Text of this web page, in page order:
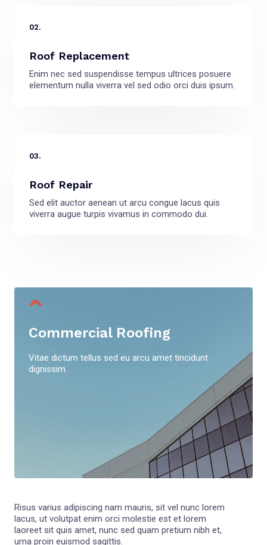
02.
Roof Replacement
Enim nec sed suspendisse tempus ultrices posuere
elementum nulla viverra vel sed odio orci duis ipsum.
03.
Roof Repair
Sed elit auctor aenean ut arcu congue lacus quis
viverra augue turpis vivamus in commodo dui.
Commercial Roofing
Vitae dictum tellus sed eu arcu amet tincidunt
dignissim.
Risus varius adipiscing nam mauris, sit vel nunc lorem
lacus, ut volutpat enim orci molestie est et lorem
laoreet sit quis amet, nunc sed quam pretium nibh et,
urna proin euismod sagittis.